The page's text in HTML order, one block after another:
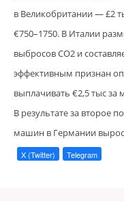
в Великобритании — £2
€750–1750. В Италии
выбросов СО2 и
эффективным признан
выплачивать €2,5 тыс
В результате за второе
машин в Германии
X (Twitter) Telegram